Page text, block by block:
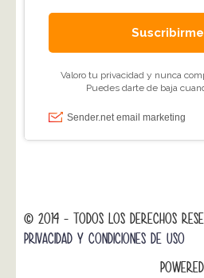
© 2014 - TODOS LOS DERECHOS
PRIVACIDAD Y CONDICIONES DE USO